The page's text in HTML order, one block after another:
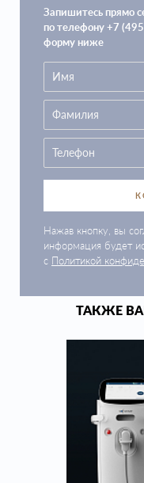
Запишитесь прямо
по телефону +7
форму ниже
Нажав кнопку, вы
информация будет
с Политикой
ТАКЖЕ